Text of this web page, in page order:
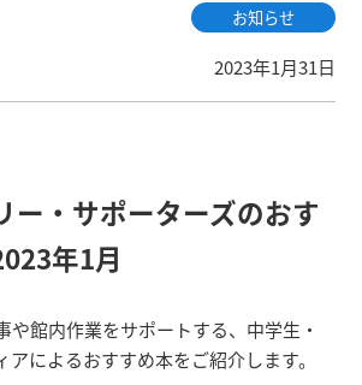
お知らせ
2023年1月31日
ー・サポーターズのおす
年1月
や館内作業をサポートする、中学生・
アによるおすすめ本をご紹介します。